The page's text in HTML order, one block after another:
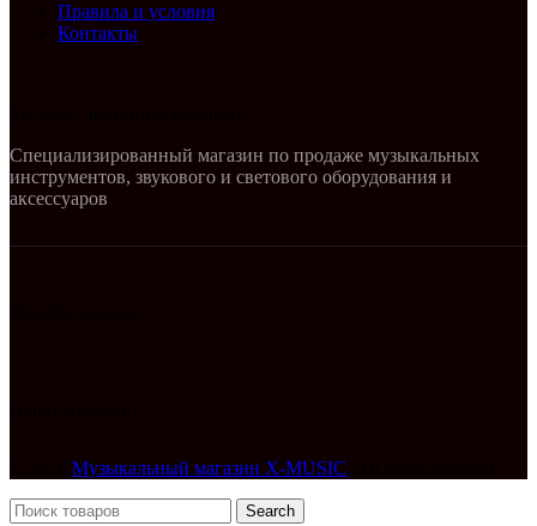
Правила и условия
Контакты
Специализированный магазин по продаже музыкальных
инструментов, звукового и светового оборудования и
аксессуаров
Музыкальный магазин X-MUSIC
Search